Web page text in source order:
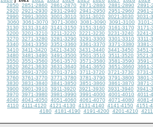
2850
2851-2860 2861-2870 2871-2880 2881-2890
2891-
2920
2921-2930 2931-2940 2941-2950 2951-2960
2961-
2990
2991-3000 3001-3010 3011-3020 3021-3030
3031-
3060
3061-3070 3071-3080 3081-3090 3091-3100
3101-
3130
3131-3140 3141-3150 3151-3160 3161-3170
3171-
3200
3201-3210 3211-3220 3221-3230 3231-3240
3241-
3270
3271-3280 3281-3290 3291-3300 3301-3310
3311-
3340
3341-3350 3351-3360 3361-3370 3371-3380
3381-
3410
3411-3420 3421-3430 3431-3440 3441-3450
3451-
3480
3481-3490 3491-3500 3501-3510 3511-3520
3521-
3550
3551-3560 3561-3570 3571-3580 3581-3590
3591-
3620
3621-3630 3631-3640 3641-3650 3651-3660
3661-
3690
3691-3700 3701-3710 3711-3720 3721-3730
3731-
3760
3761-3770 3771-3780 3781-3790 3791-3800
3801-
3830
3831-3840 3841-3850 3851-3860 3861-3870
3871-
3900
3901-3910 3911-3920 3921-3930 3931-3940
3941-
3970
3971-3980 3981-3990 3991-4000 4001-4010
4011-
4040
4041-4050 4051-4060 4061-4070 4071-4080
4081-
4110
4111-4120 4121-4130 4131-4140 4141-4150
4151-
4180
4181-4190 4191-4200 4201-4210